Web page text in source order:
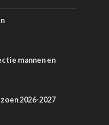
mannen en
2026-2027